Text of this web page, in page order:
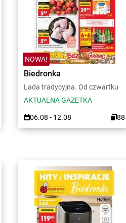
NOWA!
Biedronka
Lada tradycyjna. Od czwartku
AKTUALNA GAZETKA
06.08 - 12.08 88